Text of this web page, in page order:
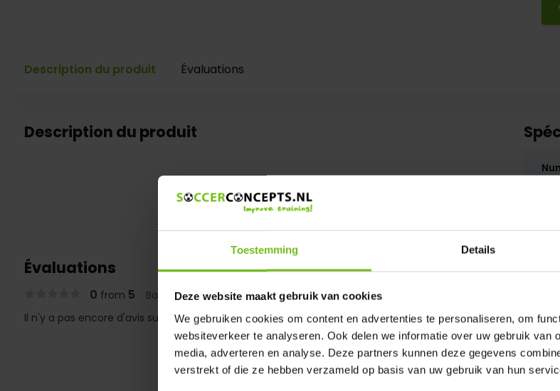
Toestemming Details
Deze website maakt gebruik van cookies
We gebruiken cookies om content en advertenties te personaliseren, om
websiteverkeer te analyseren. Ook delen we informatie over uw gebruik van
media, adverteren en analyse. Deze partners kunnen deze gegevens
verstrekt of die ze hebben verzameld op basis van uw gebruik van hun
Description du produit Évaluations
Description du produit
Évaluations
0 from 5 Based on 0 reviews
Il n'y a pas encore d'avis sur ce produit..